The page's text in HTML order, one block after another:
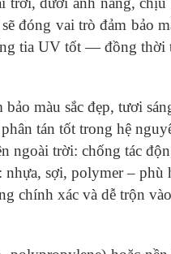
đóng vai trò đảm bảo
tia UV tốt — đồng thời
màu sắc đẹp, tươi
tán tốt trong hệ
ngoài trời: chống tác
sợi, polymer –
chính xác và dễ trộn